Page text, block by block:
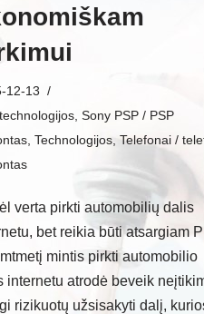
12-13
,Sony PSP / PSP
,Technologijos ,Telefonai /
verta pirkti automobilių dalis
bet reikia būti atsargiam
mintis pirkti automobilio
internetu atrodė beveik
rizikuotų užsisakyti dalį,